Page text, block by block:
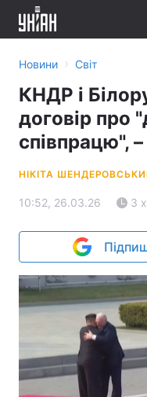
Новини › Світ
КНДР і
договір про
співпрацю",
НІКІТА
10:52, 26.03.26 3